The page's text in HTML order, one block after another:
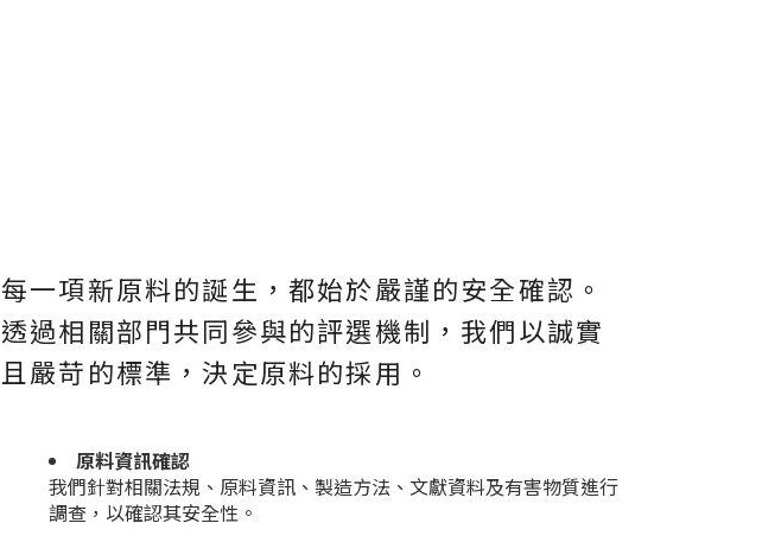
每一項新原料的誕生，都始於嚴謹的安全確認。
透過相關部門共同參與的評選機制，我們以誠實
且嚴苛的標準，決定原料的採用。
原料資訊確認
我們針對相關法規、原料資訊、製造方法、文獻資料及有害物質進行
調查，以確認其安全性。